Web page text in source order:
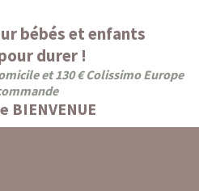
bébés et enfants
durer !
et 130 € Colissimo Europe